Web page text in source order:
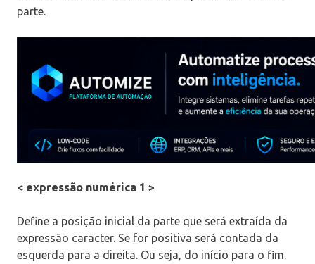
parte.
< expressão numérica 1 >
Define a posição inicial da parte que será extraída da
expressão caracter. Se for positiva será contada da
esquerda para a direita. Ou seja, do início para o fim.